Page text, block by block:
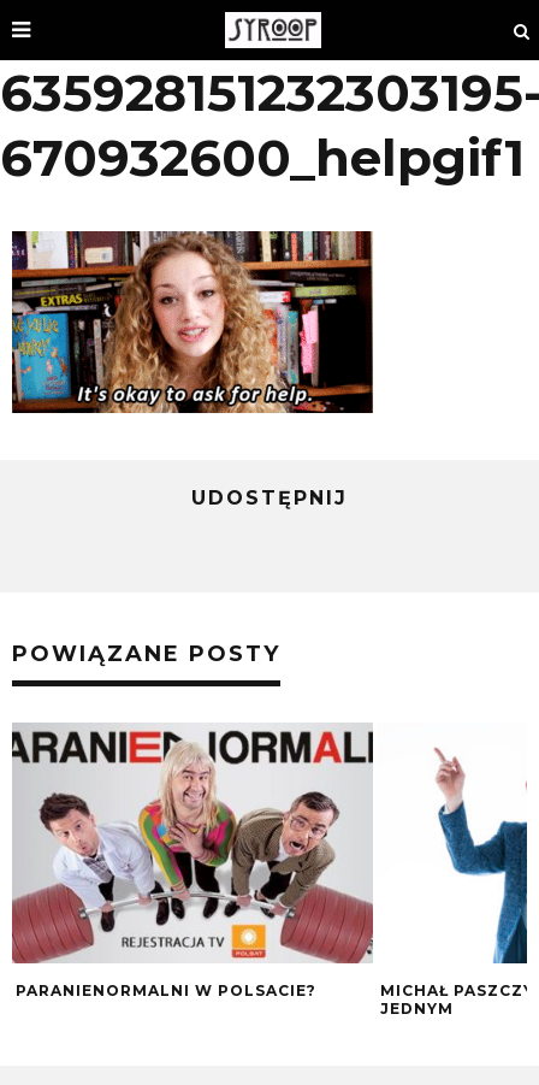
670932600_helpgif1
UDOSTĘPNIJ
POWIĄZANE POSTY
PARANIENORMALNI W POLSACIE?
MICHAŁ
JEDNYM